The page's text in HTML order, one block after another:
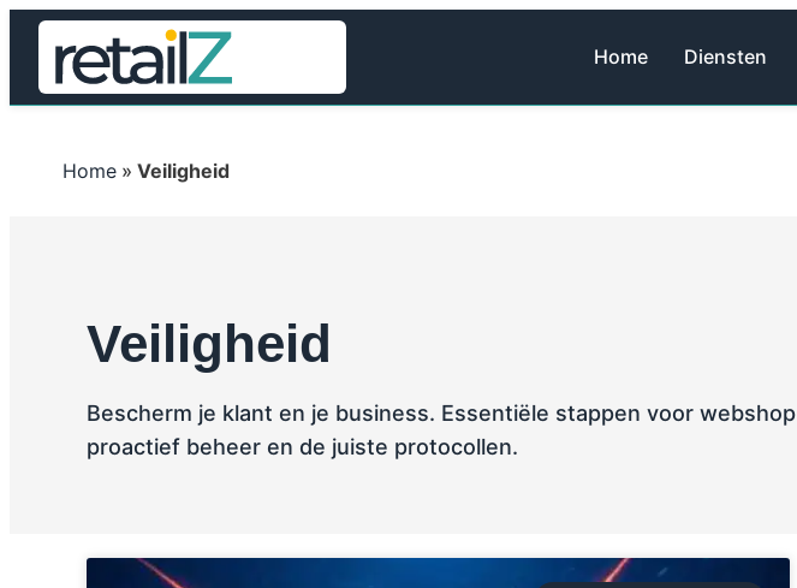
Home Diensten
Home » Veiligheid
Veiligheid
Bescherm je klant en je business. Essentiële stappen voor webshop
proactief beheer en de juiste protocollen.